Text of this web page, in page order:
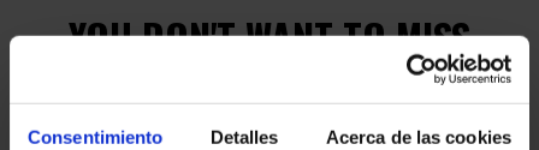
Consentimiento Detalles Acerca de las cookies
YOU DON'T WANT TO MISS
OUT ON ANYTHING?
SUBSCRIBE TO OUR NEWSLETTERS!